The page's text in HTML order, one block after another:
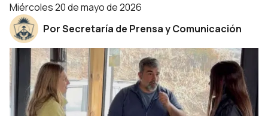
miércoles 20 de mayo de 2026
Por Secretaría de Prensa y Comunicación